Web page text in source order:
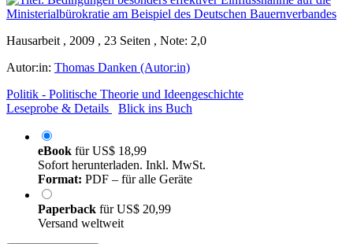
Hausarbeit , 2009 , 23 Seiten , Note: 2,0
Autor:in: Thomas Danken (Autor:in)
Politik - Politische Theorie und Ideengeschichte
Leseprobe & Details
Blick ins Buch
eBook fürUS$ 18,99
Sofort herunterladen. Inkl. MwSt.
Format: PDF – für alle Geräte
Paperback fürUS$ 20,99
Versand weltweit